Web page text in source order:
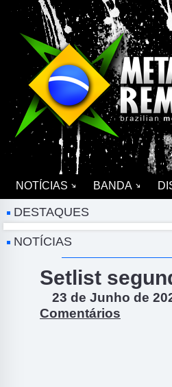
NOTÍCIAS BANDA
DESTAQUES
Discuta sobre música e Metallica
NOTÍCIAS
Setlist
23 de Junho de
Comentários